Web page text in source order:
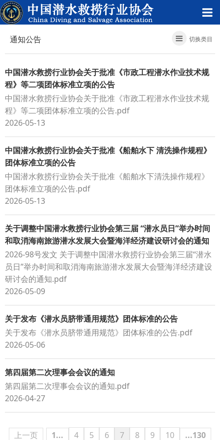
通知公告 切换类目
中国潜水救捞行业协会关于批准《市政工程潜水作业技术规
程》等二项团体标准立项的公告
中国潜水救捞行业协会关于批准《市政工程潜水作业技术规
程》等二项团体标准立项的公告.pdf
2026-05-13
中国潜水救捞行业协会关于批准《船舶水下 清洗操作规程》
团体标准立项的公告
中国潜水救捞行业协会关于批准《船舶水下清洗操作规程》
团体标准立项的公告.pdf
2026-05-13
关于调整中国潜水救捞行业协会第三届 “潜水员日”举办时间
和取消海南旅游潜水发展大会暨海洋经济建设研讨会的通知
2026-98号发文 关于调整中国潜水救捞行业协会第三届“潜水
员日”举办时间和取消海南旅游潜水发展大会暨海洋经济建设
研讨会的通知.pdf
2026-05-09
关于发布《潜水员脐带通用规范》团体标准的公告
关于发布《潜水员脐带通用规范》团体标准的公告.pdf
2026-05-06
第四届第二次理事会会议的通知
第四届第二次理事会会议的通知.pdf
2026-04-27
上一页 1... 4 5 6 7 8 9 10 ...130